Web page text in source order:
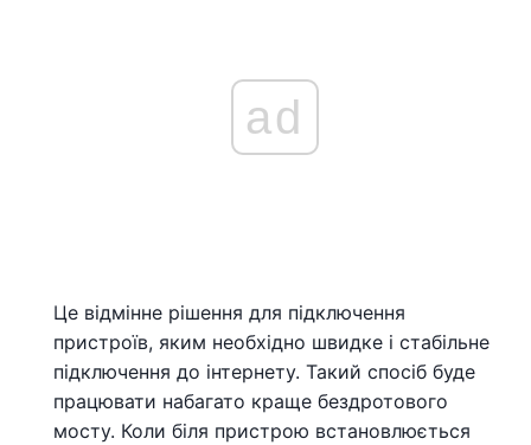
ad
Це відмінне рішення для підключення
пристроїв, яким необхідно швидке і стабільне
підключення до інтернету. Такий спосіб буде
працювати набагато краще бездротового
мосту. Коли біля пристрою встановлюється